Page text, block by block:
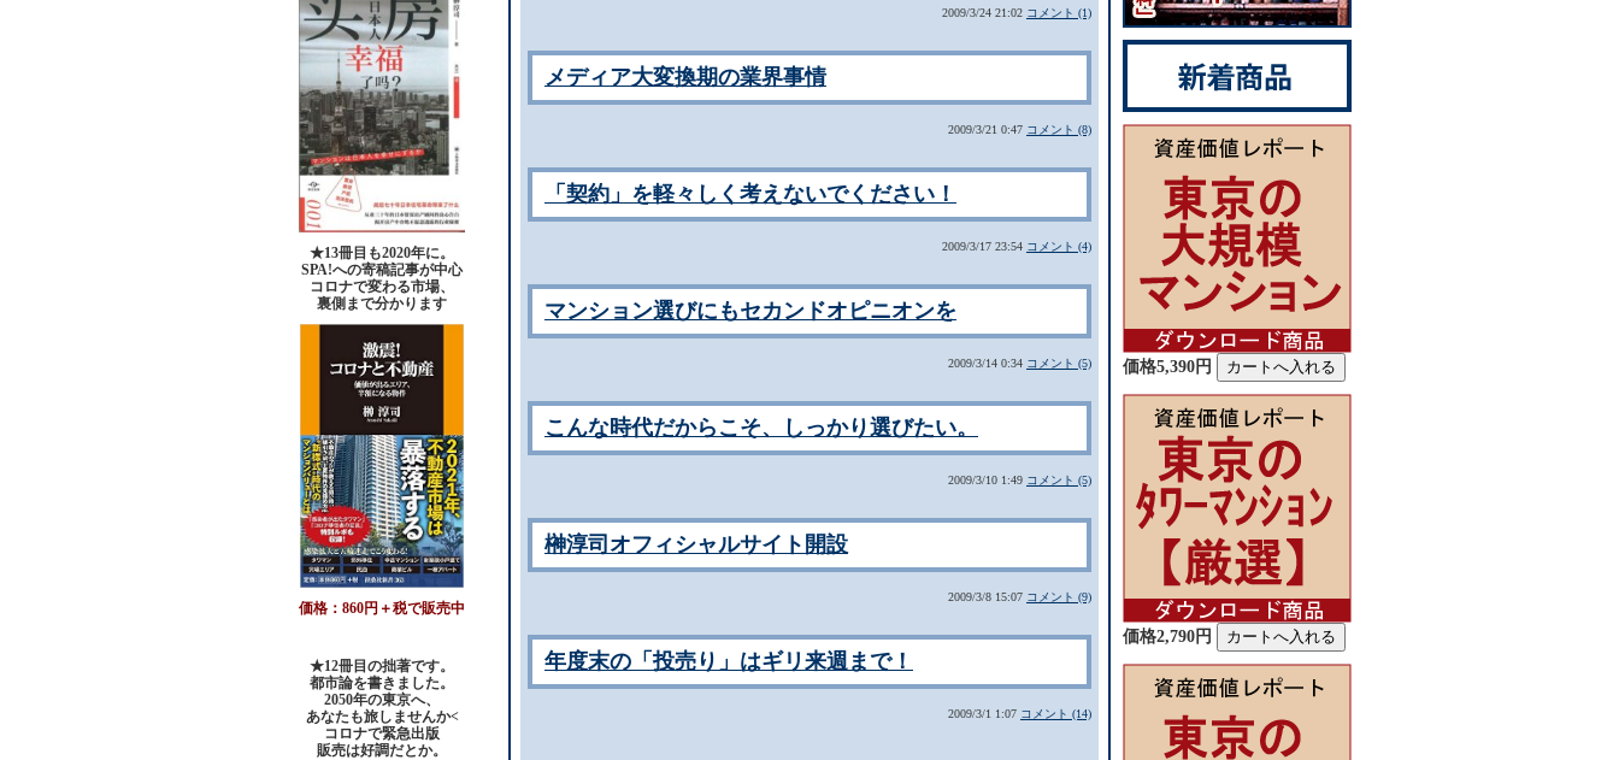
★13冊目も2020年に。
SPA!への寄稿記事が中心
コロナで変わる市場、
裏側まで分かります
価格：860円＋税で販売中
★12冊目の拙著です。
都市論を書きました。
2050年の東京へ、
あなたも旅しませんか<
コロナで緊急出版
販売は好調だとか。
2009/3/24 21:02 コメント (1)
メディア大変換期の業界事情
2009/3/21 0:47 コメント (8)
「契約」を軽々しく考えないでください！
2009/3/17 23:54 コメント (4)
マンション選びにもセカンドオピニオンを
2009/3/14 0:34 コメント (5)
こんな時代だからこそ、しっかり選びたい。
2009/3/10 1:49 コメント (5)
榊淳司オフィシャルサイト開設
2009/3/8 15:07 コメント (9)
年度末の「投売り」はギリ来週まで！
2009/3/1 1:07 コメント (14)
価格5,390円
価格2,790円